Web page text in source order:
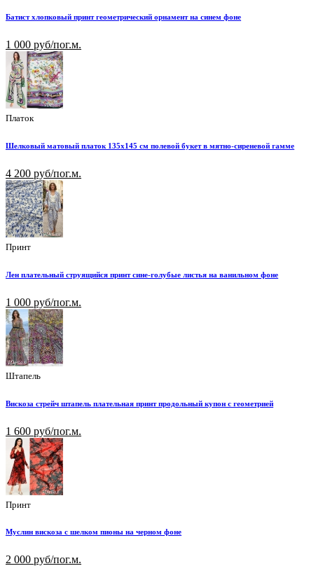
Батист хлопковый принт геометрический орнамент на синем фоне
1 000 руб/пог.м.
Платок
Шелковый матовый платок 135х145 см полевой букет в мятно-сиреневой гамме
4 200 руб/пог.м.
Принт
Лен плательный струящийся принт сине-голубые листья на ванильном фоне
1 000 руб/пог.м.
Штапель
Вискоза стрейч штапель плательная принт продольный купон с геометрией
1 600 руб/пог.м.
Принт
Муслин вискоза с шелком пионы на черном фоне
2 000 руб/пог.м.